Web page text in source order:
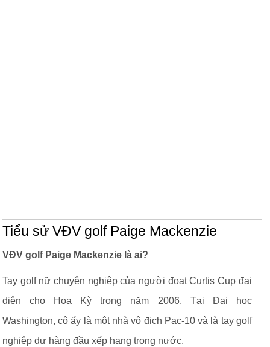
Tiểu sử VĐV golf Paige Mackenzie
VĐV golf Paige Mackenzie là ai?
Tay golf nữ chuyên nghiệp của người đoạt Curtis Cup đại
diện cho Hoa Kỳ trong năm 2006. Tại Đại học
Washington, cô ấy là một nhà vô địch Pac-10 và là tay golf
nghiệp dư hàng đầu xếp hạng trong nước.